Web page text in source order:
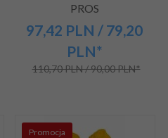
PROS
97,42 PLN / 79,20
PLN*
110,70 PLN / 90,00 PLN*
Promocja